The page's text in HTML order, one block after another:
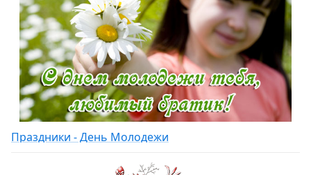
Праздники - День Молодежи